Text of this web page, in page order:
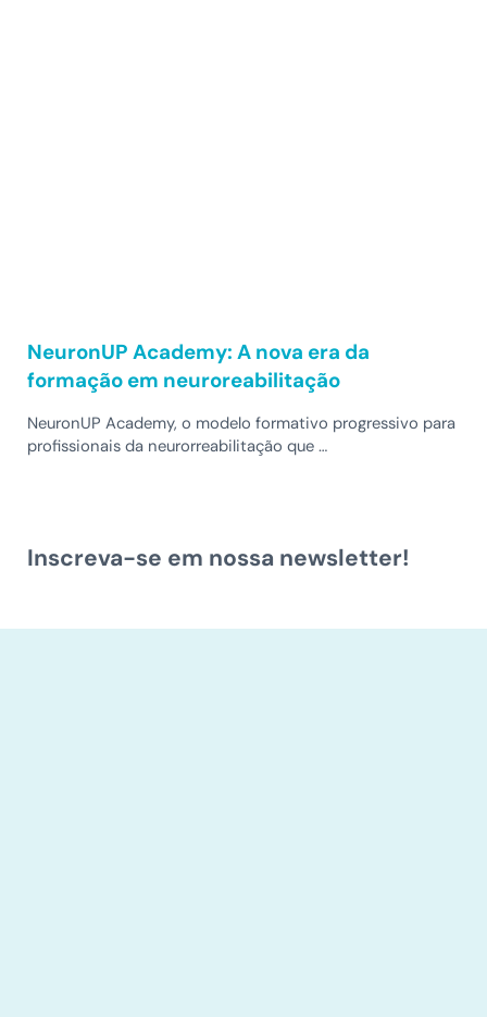
NeuronUP Academy: A nova era da
formação em neuroreabilitação
NeuronUP Academy, o modelo formativo progressivo para
profissionais da neurorreabilitação que …
Inscreva-se em nossa newsletter!